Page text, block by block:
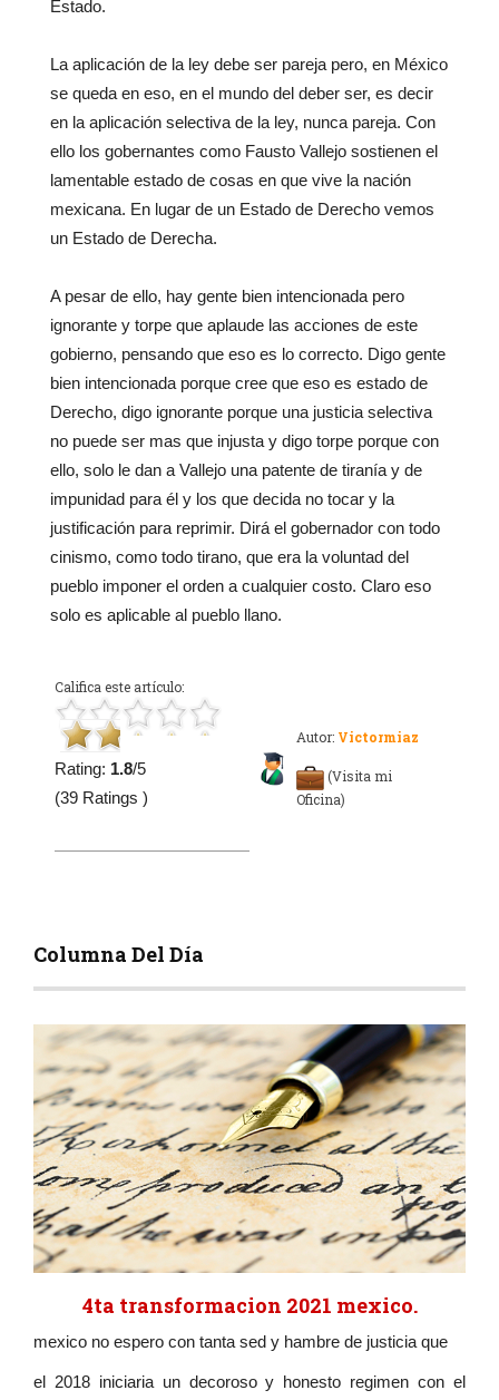
Estado.
La aplicación de la ley debe ser pareja pero, en México
se queda en eso, en el mundo del deber ser, es decir
en la aplicación selectiva de la ley, nunca pareja. Con
ello los gobernantes como Fausto Vallejo sostienen el
lamentable estado de cosas en que vive la nación
mexicana. En lugar de un Estado de Derecho vemos
un Estado de Derecha.
A pesar de ello, hay gente bien intencionada pero
ignorante y torpe que aplaude las acciones de este
gobierno, pensando que eso es lo correcto. Digo gente
bien intencionada porque cree que eso es estado de
Derecho, digo ignorante porque una justicia selectiva
no puede ser mas que injusta y digo torpe porque con
ello, solo le dan a Vallejo una patente de tiranía y de
impunidad para él y los que decida no tocar y la
justificación para reprimir. Dirá el gobernador con todo
cinismo, como todo tirano, que era la voluntad del
pueblo imponer el orden a cualquier costo. Claro eso
solo es aplicable al pueblo llano.
Califica este artículo:
Rating: 1.8/5
(39 Ratings )
Autor: Victormiaz
(Visita mi
Oficina)
Columna Del Día
4ta transformacion 2021 mexico.
mexico no espero con tanta sed y hambre de justicia que
el 2018 iniciaria un decoroso y honesto regimen con el